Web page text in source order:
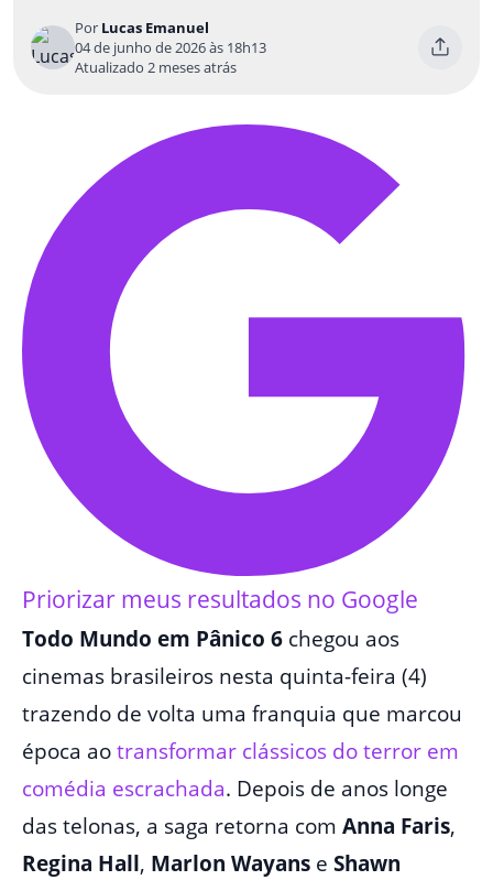
Por Lucas Emanuel
04 de junho de 2026 às 18h13
Atualizado 2 meses atrás
Priorizar meus resultados no Google
Todo Mundo em Pânico 6 chegou aos
cinemas brasileiros nesta quinta-feira (4)
trazendo de volta uma franquia que marcou
época aotransformar clássicos do terror em
comédia escrachada. Depois de anos longe
das telonas, a saga retorna com Anna Faris,
Regina Hall, Marlon Wayans e Shawn